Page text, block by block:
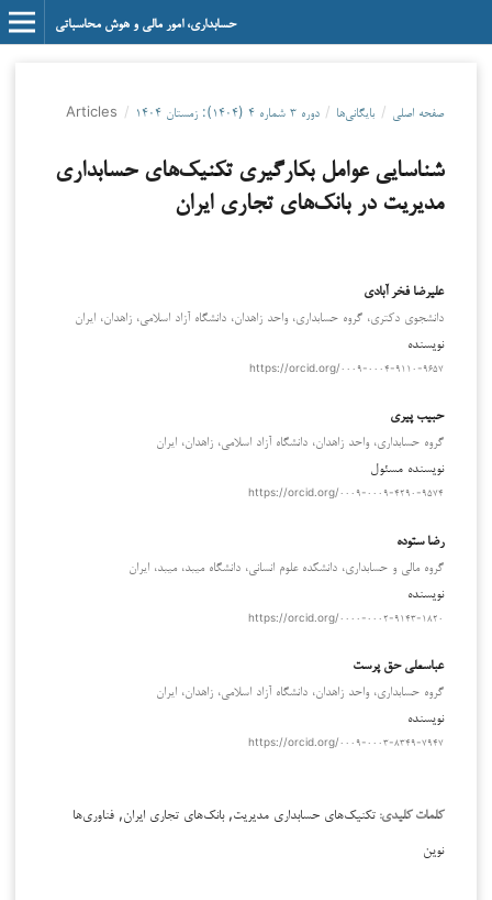
حسابداری، امور مالی و هوش محاسباتی
صفحه اصلی / بایگانی‌ها / دوره ۳ شماره ۴ (۱۴۰۴): زمستان ۱۴۰۴ /
Articles
شناسایی عوامل بکارگیری تکنیک‌های حسابداری
مدیریت در بانک‌های تجاری ایران
علیرضا فخر آبادی
دانشجوی دکتری، گروه حسابداری، واحد زاهدان، دانشگاه آزاد اسلامی، زاهدان، ایران
نویسنده
https://orcid.org/۰۰۰۹-۰۰۰۴-۹۱۱۰-۹۶۵۷
حبیب پیری
گروه حسابداری، واحد زاهدان، دانشگاه آزاد اسلامی، زاهدان، ایران
نویسنده مسئول
https://orcid.org/۰۰۰۹-۰۰۰۹-۴۲۹۰-۹۵۷۴
رضا ستوده
گروه مالی و حسابداری، دانشکده علوم انسانی، دانشگاه میبد، میبد، ایران
نویسنده
https://orcid.org/۰۰۰۰-۰۰۰۲-۹۱۴۳-۱۸۲۰
عباسعلی حق پرست
گروه حسابداری، واحد زاهدان، دانشگاه آزاد اسلامی، زاهدان، ایران
نویسنده
https://orcid.org/۰۰۰۹-۰۰۰۳-۸۳۴۹-۷۹۴۷
کلمات کلیدی: تکنیک‌های حسابداری مدیریت, بانک‌های تجاری ایران, فناوری‌ها
نوین